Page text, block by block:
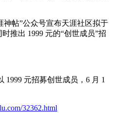
神帖”公众号宣布天涯社区拟于
推出 1999 元的“创世成员”招
1999 元招募创世成员，6 月 1
32362.html